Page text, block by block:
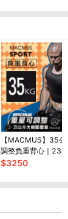
【MACMUS】35
調整負重背心｜23
砂
$3250